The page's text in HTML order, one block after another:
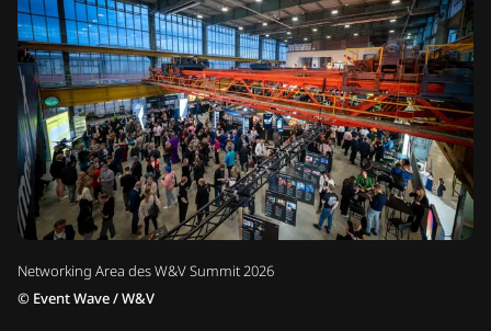
Networking Area des W&V Summit 2026
© Event Wave / W&V